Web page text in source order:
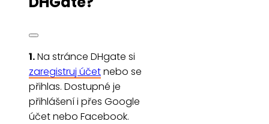
1.Na stránce DHgate si
zaregistruj účetnebo se
přihlas. Dostupné je
přihlášení i přes Google
účet nebo Facebook.